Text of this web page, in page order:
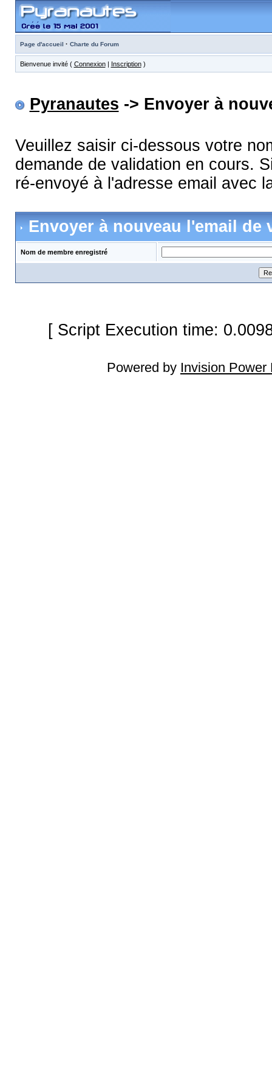
Page d'accueil · Charte du Forum
Bienvenue invité ( Connexion| Inscription)
Pyranautes -> Envoyer à
Veuillez saisir ci-dessous votre
demande de validation en cours.
ré-envoyé à l'adresse email avec
Envoyer à nouveau l'email de
Nom de membre enregistré
[ Script Execution time:
Powered by Invision Power